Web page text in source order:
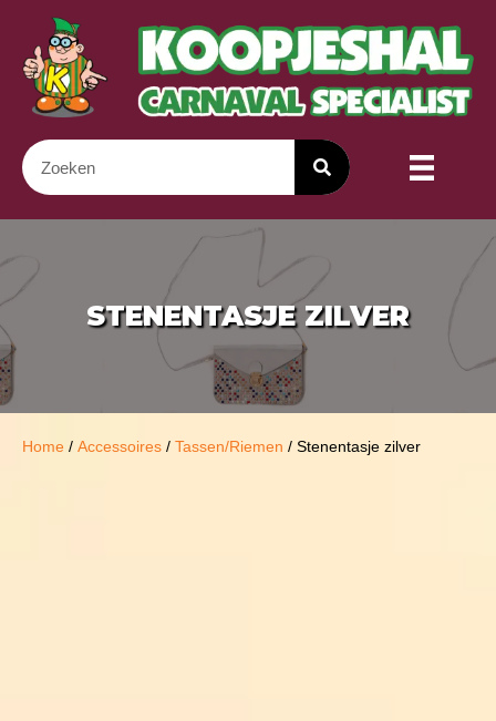
STENENTASJE ZILVER
Home / Accessoires / Tassen/Riemen / Stenentasje zilver